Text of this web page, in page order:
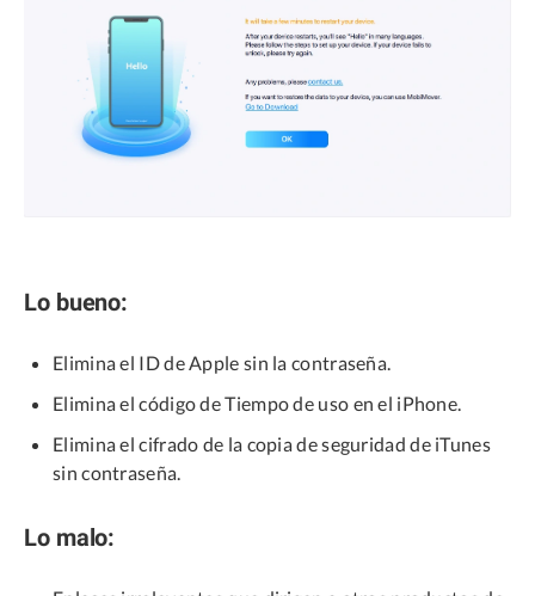
Lo bueno:
Elimina el ID de Apple sin la contraseña.
Elimina el código de Tiempo de uso en el iPhone.
Elimina el cifrado de la copia de seguridad de iTunes
sin contraseña.
Lo malo: